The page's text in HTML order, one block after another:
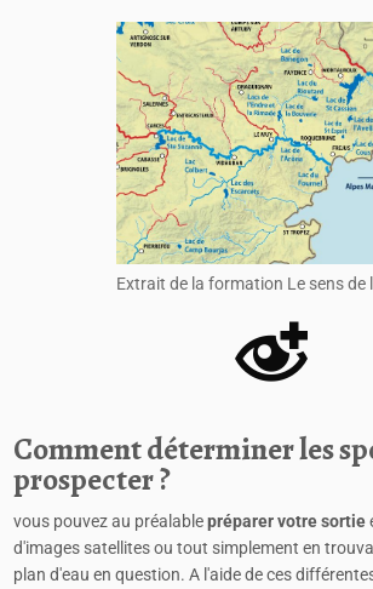
Extrait de la formation Le sens de
Comment déterminer les
prospecter ?
vous pouvez au préalablepréparer votre sortie
d'images satellites ou tout simplement en
plan d'eau en question. A l'aide de ces